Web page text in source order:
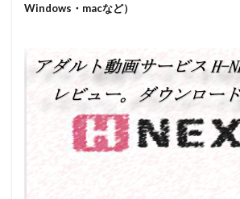
Windows・macなど）